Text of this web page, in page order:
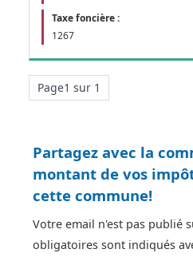
Taxe foncière :
1267
Page1 sur 1
Partagez avec la
montant de vos
cette commune!
Votre email n'est pas publié
obligatoires sont indiqués